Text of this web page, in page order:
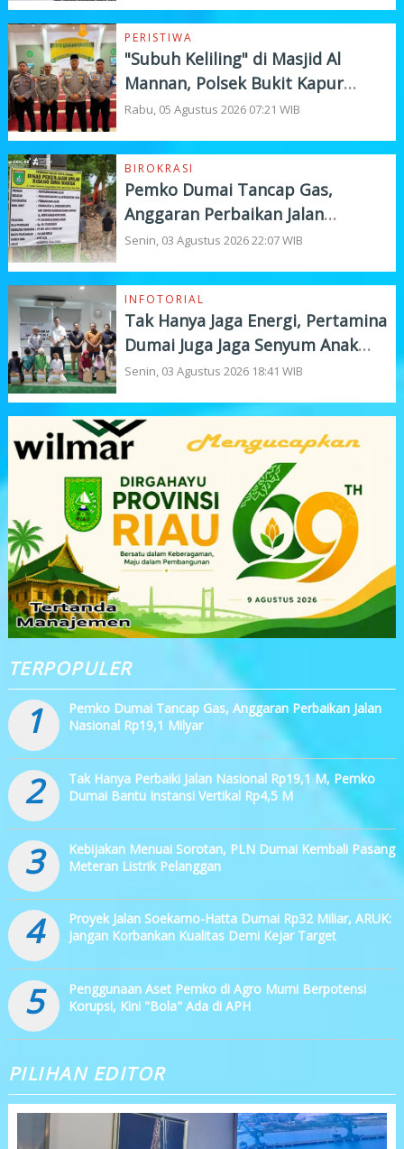
PERISTIWA
"Subuh Keliling" di Masjid Al
Mannan, Polsek Bukit Kapur
Tampung Curhat Warga
Rabu, 05 Agustus 2026 07:21 WIB
BIROKRASI
Pemko Dumai Tancap Gas,
Anggaran Perbaikan Jalan
Nasional Rp19,1 Milyar
Senin, 03 Agustus 2026 22:07 WIB
INFOTORIAL
Tak Hanya Jaga Energi, Pertamina
Dumai Juga Jaga Senyum Anak
Yatim
Senin, 03 Agustus 2026 18:41 WIB
TERPOPULER
1
Pemko Dumai Tancap Gas, Anggaran Perbaikan Jalan
Nasional Rp19,1 Milyar
2
Tak Hanya Perbaiki Jalan Nasional Rp19,1 M, Pemko
Dumai Bantu Instansi Vertikal Rp4,5 M
3
Kebijakan Menuai Sorotan, PLN Dumai Kembali Pasang
Meteran Listrik Pelanggan
4
Proyek Jalan Soekarno-Hatta Dumai Rp32 Miliar, ARUK:
Jangan Korbankan Kualitas Demi Kejar Target
5
Penggunaan Aset Pemko di Agro Murni Berpotensi
Korupsi, Kini "Bola" Ada di APH
PILIHAN EDITOR